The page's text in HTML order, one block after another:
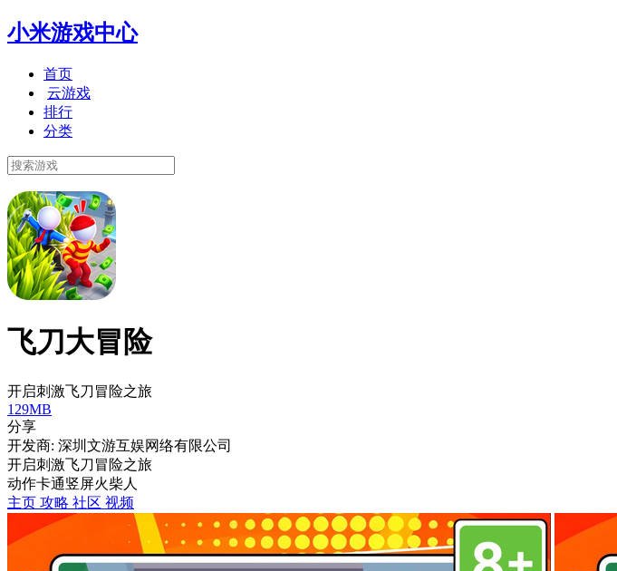
小米游戏中心
首页
云游戏
排行
分类
飞刀大冒险
开启刺激飞刀冒险之旅
129MB
分享
开发商: 深圳文游互娱网络有限公司
开启刺激飞刀冒险之旅
动作卡通竖屏火柴人
主页 攻略 社区 视频